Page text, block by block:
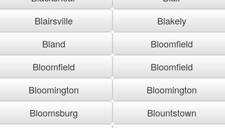
Blairsville
Blakely
Bland
Bloomfield
Bloomfield
Bloomfield
Bloomington
Bloomington
Bloomsburg
Blountstown